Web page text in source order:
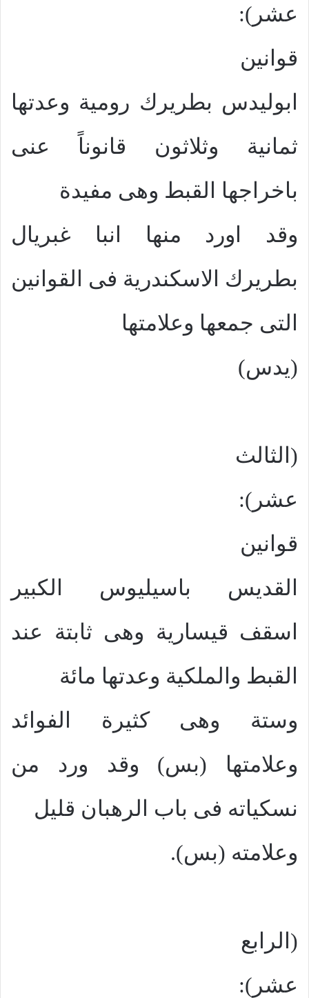
عشر):
قوانين
ابوليدس بطريرك رومية وعدتها
ثمانية وثلاثون قانوناً عنى
باخراجها القبط وهى مفيدة
وقد اورد منها انبا غبريال
بطريرك الاسكندرية فى القوانين
التى جمعها وعلامتها
(يدس)
(الثالث
عشر):
قوانين
القديس باسيليوس الكبير
اسقف قيسارية وهى ثابتة عند
القبط والملكية وعدتها مائة
وستة وهى كثيرة الفوائد
وعلامتها (بس) وقد ورد من
نسكياته فى باب الرهبان قليل
وعلامته (بس).
(الرابع
عشر):